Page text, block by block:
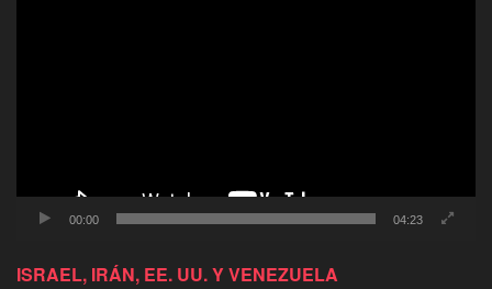
00:00 04:23
ISRAEL, IRÁN, EE. UU. Y VENEZUELA